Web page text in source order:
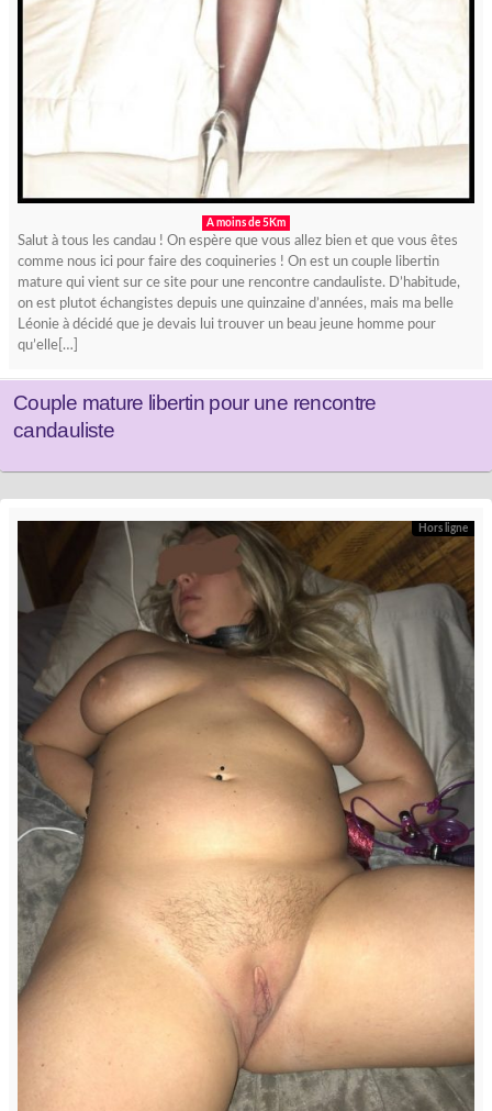
A moins de 5Km
Salut à tous les candau ! On espère que vous allez bien et que vous êtes
comme nous ici pour faire des coquineries ! On est un couple libertin
mature qui vient sur ce site pour une rencontre candauliste. D’habitude,
on est plutot échangistes depuis une quinzaine d’années, mais ma belle
Léonie à décidé que je devais lui trouver un beau jeune homme pour
qu’elle[…]
Couple mature libertin pour une rencontre
candauliste
Hors ligne